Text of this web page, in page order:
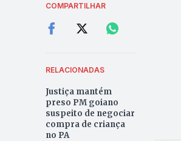
COMPARTILHAR
RELACIONADAS
Justiça mantém
preso PM goiano
suspeito de negociar
compra de criança
no PA